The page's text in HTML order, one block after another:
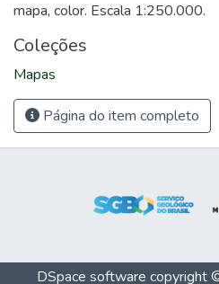
mapa, color. Escala 1:250.000.
Coleções
Mapas
Página do item completo
DSpace software copyright